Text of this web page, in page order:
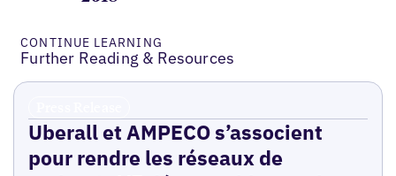
CONTINUE LEARNING
Further Reading & Resources
Uberall et AMPECO s’associent
pour rendre les réseaux de